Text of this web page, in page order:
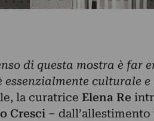
di questa mostra è far
essenzialmente culturale
la curatrice Elena Re
Cresci– dall’allestimento